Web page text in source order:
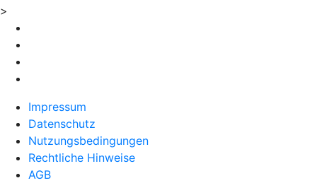
>
Impressum
Datenschutz
Nutzungsbedingungen
Rechtliche Hinweise
AGB